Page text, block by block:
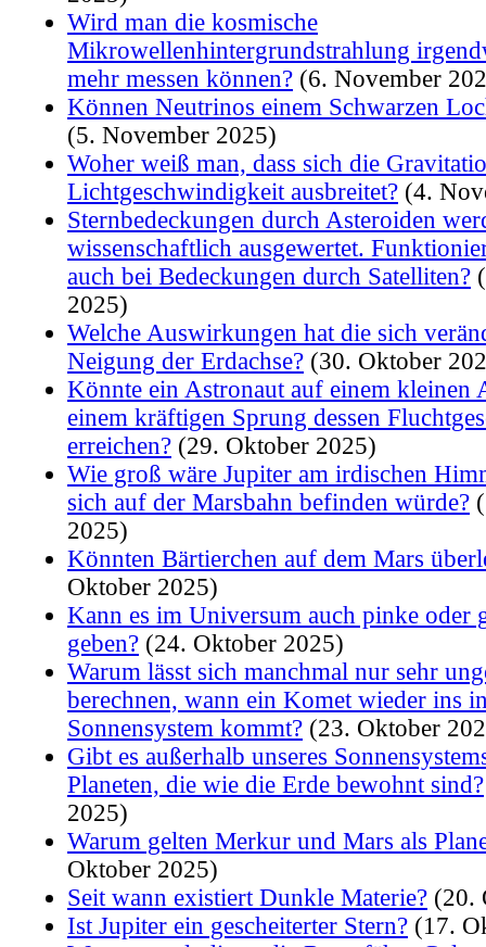
Wird man die kosmische
Mikrowellenhintergrundstrahlung
mehr messen können? (6. November
Können Neutrinos einem Schwarzen
(5. November 2025)
Woher weiß man, dass sich die
Lichtgeschwindigkeit ausbreitet? (4.
Sternbedeckungen durch Asteroiden
wissenschaftlich ausgewertet.
auch bei Bedeckungen durch Satelliten?
2025)
Welche Auswirkungen hat die sich
Neigung der Erdachse? (30. Oktober
Könnte ein Astronaut auf einem kleinen
einem kräftigen Sprung dessen
erreichen? (29. Oktober 2025)
Wie groß wäre Jupiter am irdischen
sich auf der Marsbahn befinden würde?
2025)
Könnten Bärtierchen auf dem Mars
Oktober 2025)
Kann es im Universum auch pinke oder
geben? (24. Oktober 2025)
Warum lässt sich manchmal nur sehr
berechnen, wann ein Komet wieder ins
Sonnensystem kommt? (23. Oktober
Gibt es außerhalb unseres
Planeten, die wie die Erde bewohnt sind?
2025)
Warum gelten Merkur und Mars als
Oktober 2025)
Seit wann existiert Dunkle Materie? (20.
Ist Jupiter ein gescheiterter Stern? (17.